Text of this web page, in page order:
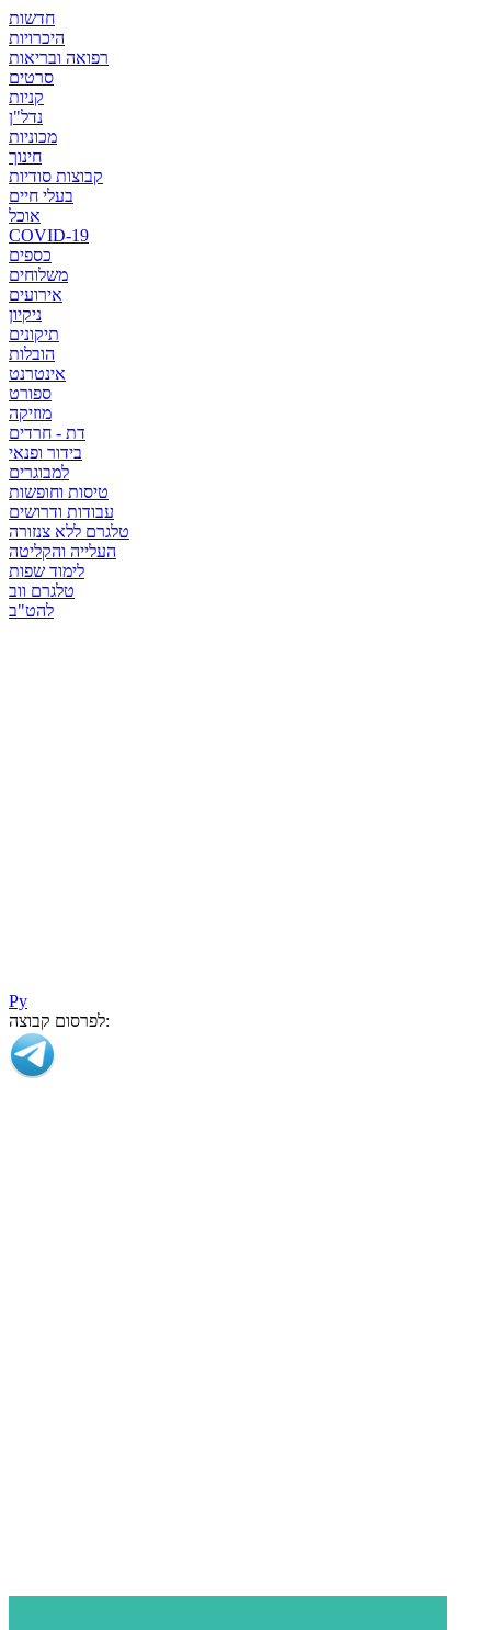
חדשות
היכרויות
רפואה ובריאות
סרטים
קניות
נדל"ן
מכוניות
חינוך
קבוצות סודיות
בעלי חיים
אוכל
COVID-19
כספים
משלוחים
אירועים
ניקיון
תיקונים
הובלות
אינטרנט
ספורט
מוזיקה
דת - חרדים
בידור ופנאי
למבוגרים
טיסות וחופשות
עבודות ודרושים
טלגרם ללא צנזורה
העלייה והקליטה
לימוד שפות
טלגרם ווב
להט"ב
Ру
לפרסום קבוצה: